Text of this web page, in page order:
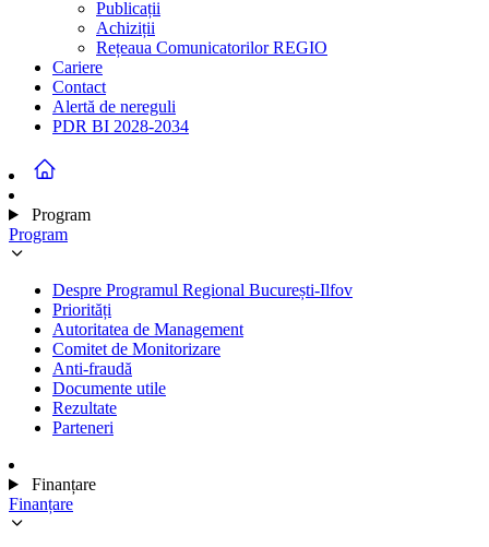
Publicații
Achiziții
Rețeaua Comunicatorilor REGIO
Cariere
Contact
Alertă de nereguli
PDR BI 2028-2034
Program
Program
Despre Programul Regional București-Ilfov
Priorități
Autoritatea de Management
Comitet de Monitorizare
Anti-fraudă
Documente utile
Rezultate
Parteneri
Finanțare
Finanțare